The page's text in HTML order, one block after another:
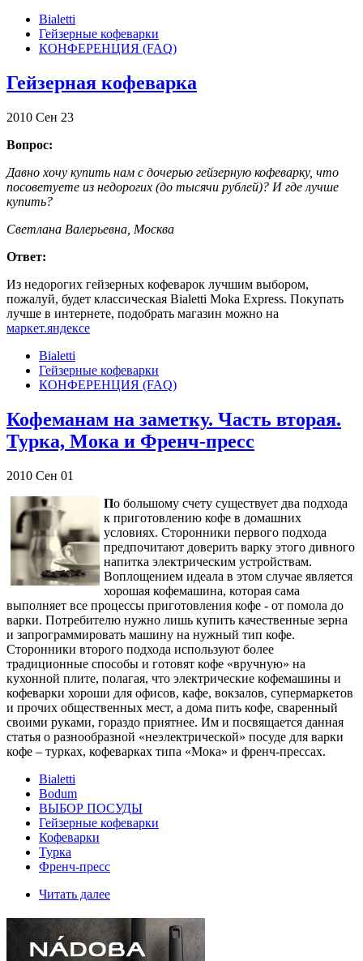
Bialetti
Гейзерные кофеварки
КОНФЕРЕНЦИЯ (FAQ)
Гейзерная кофеварка
2010 Сен 23
Вопрос:
Давно хочу купить нам с дочерью гейзерную кофеварку, что
посоветуете из недорогих (до тысячи рублей)? И где лучше
купить?
Светлана Валерьевна, Москва
Ответ:
Из недорогих гейзерных кофеварок лучшим выбором,
пожалуй, будет классическая Bialetti Moka Express. Покупать
лучше в интернете, подобрать магазин можно на
маркет.яндексе
Bialetti
Гейзерные кофеварки
КОНФЕРЕНЦИЯ (FAQ)
Кофеманам на заметку. Часть вторая.
Турка, Мока и Френч-пресс
2010 Сен 01
По большому счету существует два подхода
к приготовлению кофе в домашних
условиях. Сторонники первого подхода
предпочитают доверить варку этого дивного
напитка электрическим устройствам.
Воплощением идеала в этом случае является
хорошая кофемашина, которая сама
выполняет все процессы приготовления кофе - от помола до
варки. Потребителю нужно лишь купить качественные зерна
и запрограммировать машину на нужный тип кофе.
Сторонники второго подхода используют более
традиционные способы и готовят кофе «вручную» на
кухонной плите, полагая, что электрические кофемашины и
кофеварки хороши для офисов, кафе, вокзалов, супермаркетов
и прочих общественных мест, а дома пить кофе, сваренный
своими руками, гораздо приятнее. Им и посвящается данная
статья о разнообразной «неэлектрической» посуде для варки
кофе – турках, кофеварках типа «Мока» и френч-прессах.
Bialetti
Bodum
ВЫБОР ПОСУДЫ
Гейзерные кофеварки
Кофеварки
Турка
Френч-пресс
Читать далее